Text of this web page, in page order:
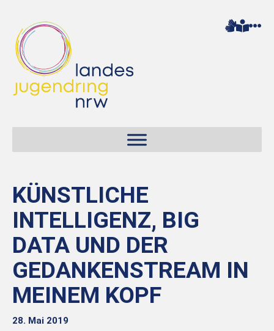
KÜNSTLICHE
INTELLIGENZ, BIG
DATA UND DER
GEDANKENSTREAM IN
MEINEM KOPF
28. Mai 2019